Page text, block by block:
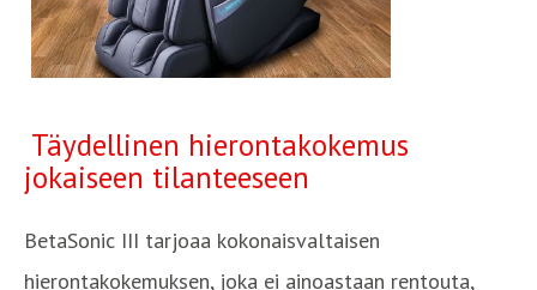
Täydellinen hierontakokemus
jokaiseen tilanteeseen
BetaSonic III tarjoaa kokonaisvaltaisen
hierontakokemuksen, joka ei ainoastaan rentouta,